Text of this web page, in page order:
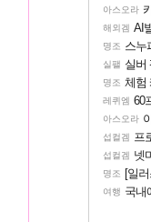
아스오라
해외겜 AI
명조 스누
실팰 실버
명조 체험 캐릭터
레퀴엠 60
아스오라
섭컬겜 프
섭컬겜 넷마
명조 [일러스
여행 국내